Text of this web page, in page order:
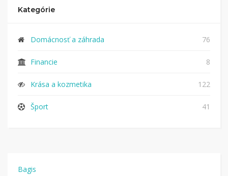
Kategórie
Domácnosť a záhrada 76
Financie 8
Krása a kozmetika 122
Šport 41
Bagis